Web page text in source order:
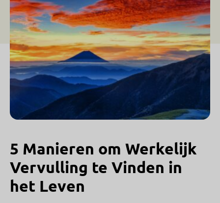
5 Manieren om Werkelijk
Vervulling te Vinden in
het Leven